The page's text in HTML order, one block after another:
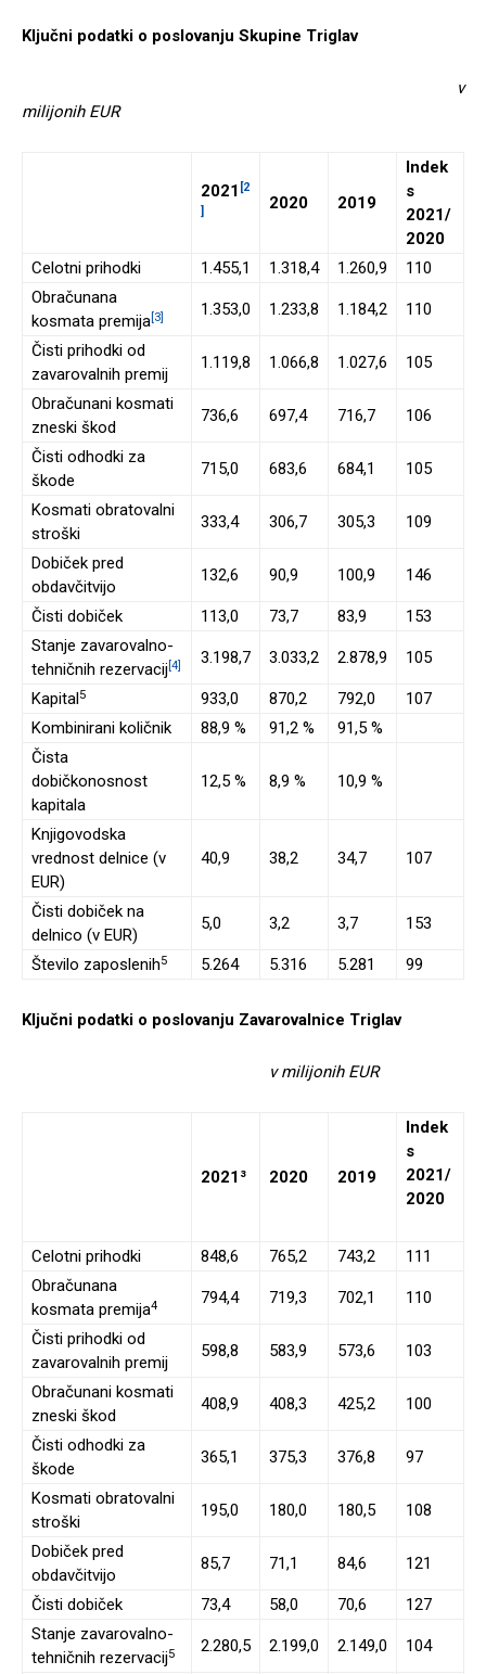
Ključni podatki o poslovanju Skupine Triglav
v
milijonih EUR
2021 [2
]
2020 2019
Indek
s
2021/
2020
Celotni prihodki
1.455,1 1.318,4 1.260,9
110
Obračunana
kosmata premija[3] 1.353,0 1.233,8 1.184,2 110
Čisti prihodki od
zavarovalnih premij
1.119,8 1.066,8 1.027,6 105
Obračunani kosmati
zneski škod
736,6 697,4 716,7 106
Čisti odhodki za
škode
715,0 683,6 684,1 105
Kosmati obratovalni
stroški
333,4 306,7 305,3 109
Dobiček pred
obdavčitvijo
132,6 90,9 100,9 146
Čisti dobiček 113,0 73,7 83,9
153
Stanje zavarovalno-
tehničnih rezervacij[4] 3.198,7 3.033,2 2.878,9 105
Kapital5 933,0 870,2 792,0
107
Kombinirani količnik
88,9 % 91,2 %
91,5 %
Čista
dobičkonosnost
kapitala
12,5 % 8,9 % 10,9 %
Knjigovodska
vrednost delnice (v
EUR)
40,9 38,2 34,7 107
Čisti dobiček na
delnico (v EUR)
5,0 3,2 3,7 153
Število zaposlenih5 5.264 5.316 5.281 99
Ključni podatki o poslovanju Zavarovalnice Triglav
v milijonih EUR
2021³ 2020 2019
Indek
s
2021/
2020
Celotni prihodki 848,6 765,2 743,2
111
Obračunana
kosmata premija4 794,4 719,3 702,1 110
Čisti prihodki od
zavarovalnih premij
598,8 583,9 573,6 103
Obračunani kosmati
zneski škod
408,9 408,3 425,2 100
Čisti odhodki za
škode
365,1 375,3 376,8 97
Kosmati obratovalni
stroški
195,0 180,0 180,5 108
Dobiček pred
obdavčitvijo
85,7 71,1 84,6 121
Čisti dobiček 73,4 58,0 70,6
127
Stanje zavarovalno-
tehničnih rezervacij5 2.280,5 2.199,0 2.149,0 104